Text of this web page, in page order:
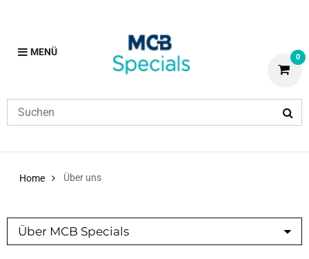
MENÜ 0
Home Über uns
Über MCB Specials